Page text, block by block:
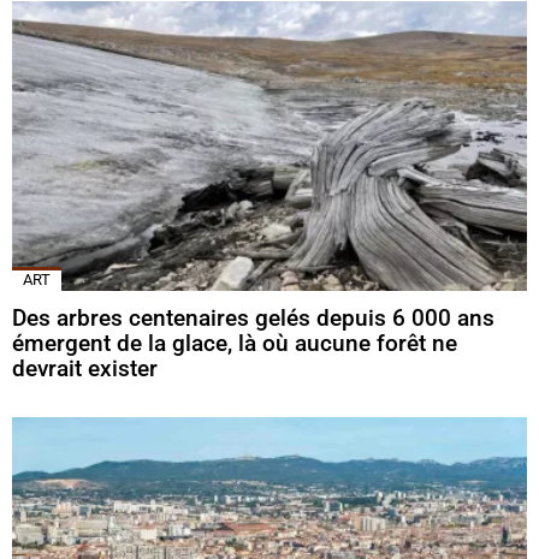
ART
Des arbres centenaires gelés depuis 6 000 ans
émergent de la glace, là où aucune forêt ne
devrait exister